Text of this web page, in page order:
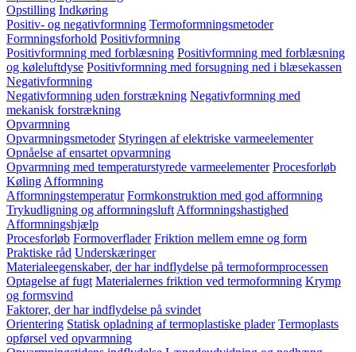
Opstilling Indkøring
Positiv- og negativformning Termoformningsmetoder
Formningsforhold Positivformning
Positivformning med forblæsning Positivformning med forblæsning
og køleluftdyse Positivformning med forsugning ned i blæsekassen
Negativformning
Negativformning uden forstrækning Negativformning med
mekanisk forstrækning
Opvarmning
Opvarmningsmetoder Styringen af elektriske varmeelementer
Opnåelse af ensartet opvarmning
Opvarmning med temperaturstyrede varmeelementer Procesforløb
Køling Afformning
Afformningstemperatur Formkonstruktion med god afformning
Trykudligning og afformningsluft Afformningshastighed
Afformningshjælp
Procesforløb Formoverflader Friktion mellem emne og form
Praktiske råd Underskæringer
Materialeegenskaber, der har indflydelse på termoformprocessen
Optagelse af fugt Materialernes friktion ved termoformning Krymp
og formsvind
Faktorer, der har indflydelse på svindet
Orientering Statisk opladning af termoplastiske plader Termoplasts
opførsel ved opvarmning